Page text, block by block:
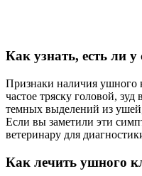
Как узнать, есть ли
Признаки наличия ушного
частое тряску головой,
темных выделений из
Если вы заметили эти
ветеринару для
Как лечить ушного